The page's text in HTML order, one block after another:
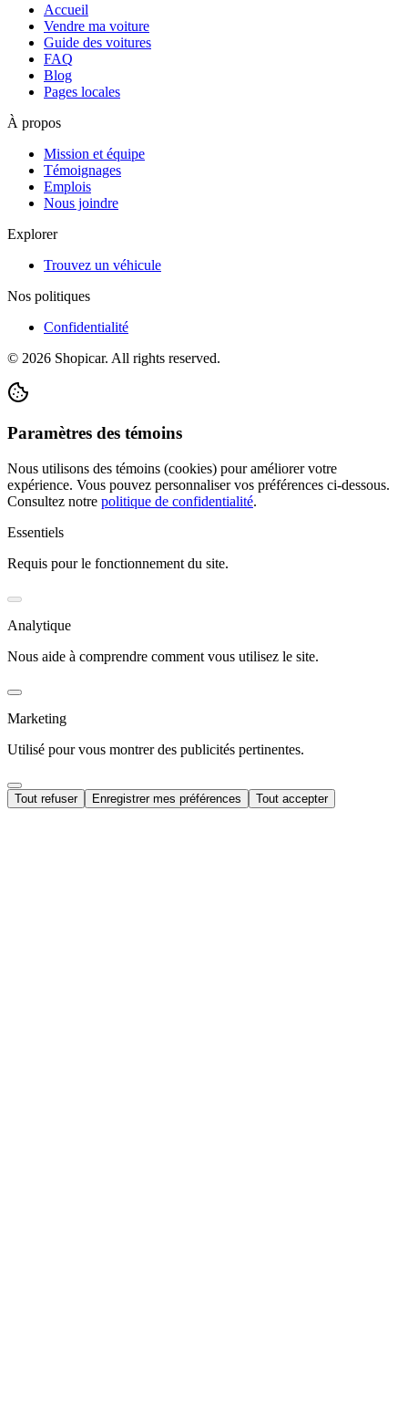
Accueil
Vendre ma voiture
Guide des voitures
FAQ
Blog
Pages locales
À propos
Mission et équipe
Témoignages
Emplois
Nous joindre
Explorer
Trouvez un véhicule
Nos politiques
Confidentialité
© 2026 Shopicar. All rights reserved.
Paramètres des témoins
Nous utilisons des témoins (cookies) pour améliorer votre
expérience. Vous pouvez personnaliser vos préférences ci-dessous.
Consultez notre politique de confidentialité.
Essentiels
Requis pour le fonctionnement du site.
Analytique
Nous aide à comprendre comment vous utilisez le site.
Marketing
Utilisé pour vous montrer des publicités pertinentes.
Tout refuser Enregistrer mes préférences Tout accepter